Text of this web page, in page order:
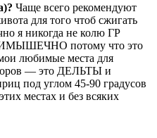
Чаще всего рекомендуют
для того чтоб сжигать
я никогда не колю ГР
потому что это
любимые места для
— это ДЕЛЬТЫ и
под углом 45-90 градусов
местах и без всяких